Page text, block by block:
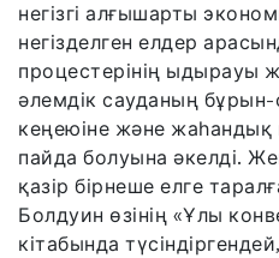
негізгі алғышарты
негізделген елдер
процестерінің ыдырауы
әлемдік сауданың
кеңеюіне және жаһандық
пайда болуына әкелді.
қазір бірнеше елге
Болдуин өзінің «Ұлы
кітабында